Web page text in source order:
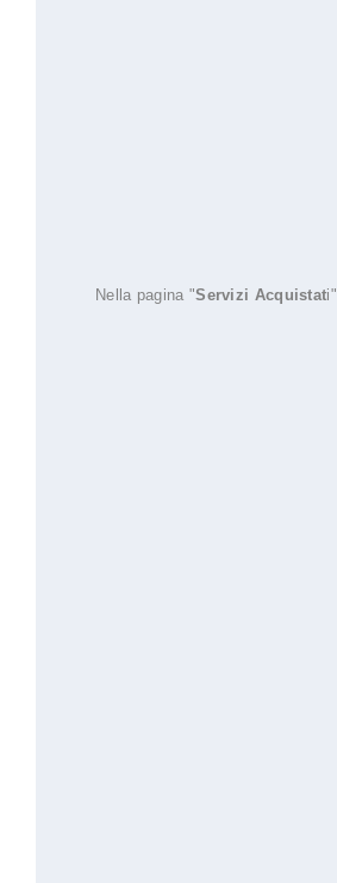
Nella pagina "Servizi Acquistati"